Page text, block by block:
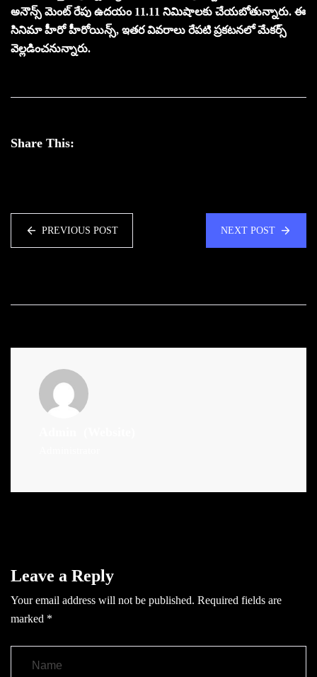
అనౌన్స్ మెంట్ రేపు ఉదయం 11.11 నిమిషాలకు చేయబోతున్నారు. ఈ
సినిమా హీరో హీరోయిన్స్, ఇతర వివరాలు రేపటి ప్రకటనలో మేకర్స్
వెల్లడించనున్నారు.
Share This:
PREVIOUS POST NEXT POST
Leave a Reply
Your email address will not be published. Required fields are
marked *